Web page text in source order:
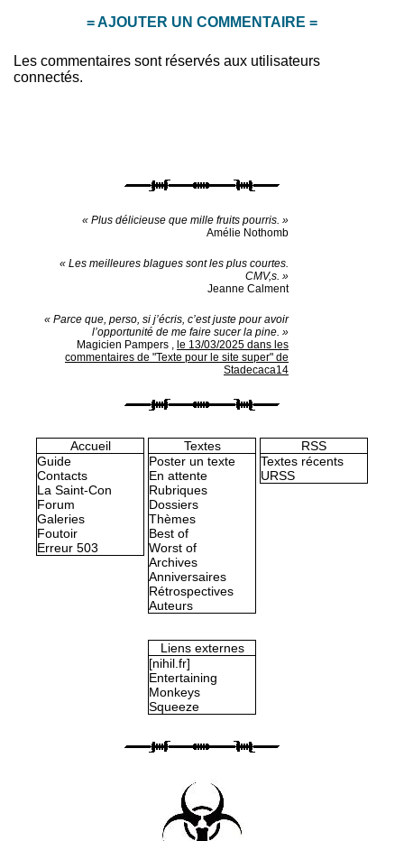
= AJOUTER UN COMMENTAIRE =
Les commentaires sont réservés aux utilisateurs
connectés.
« Plus délicieuse que mille fruits pourris. »
Amélie Nothomb
« Les meilleures blagues sont les plus courtes.
CMV,s. »
Jeanne Calment
« Parce que, perso, si j’écris, c’est juste pour avoir
l’opportunité de me faire sucer la pine. »
Magicien Pampers , le 13/03/2025 dans les
commentaires de "Texte pour le site super" de
Stadecaca14
Accueil
Guide
Contacts
La Saint-Con
Forum
Galeries
Foutoir
Erreur 503
Textes
Poster un texte
En attente
Rubriques
Dossiers
Thèmes
Best of
Worst of
Archives
Anniversaires
Rétrospectives
Auteurs
RSS
Textes récents
URSS
Liens externes
[nihil.fr]
Entertaining
Monkeys
Squeeze